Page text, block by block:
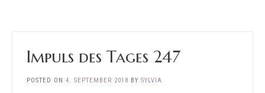
Impuls des Tages 247
POSTED ON 4. SEPTEMBER 2018 BY SYLVIA